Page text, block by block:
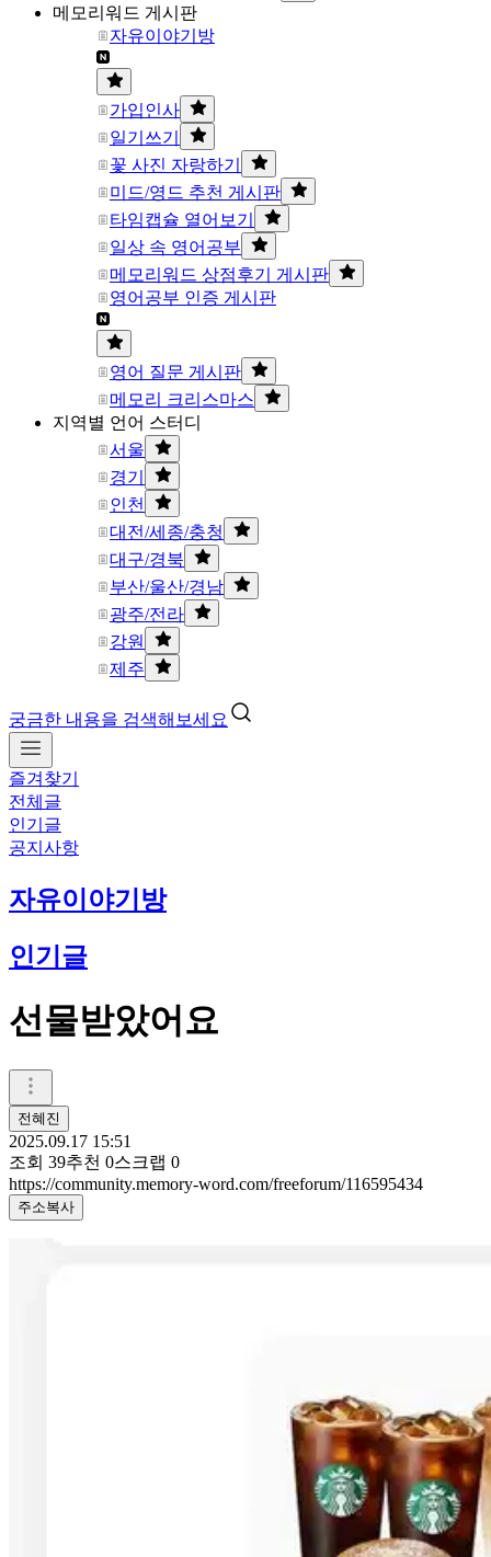
메모리워드 게시판
자유이야기방
가입인사
일기쓰기
꽃 사진 자랑하기
미드/영드 추천 게시판
타임캡슐 열어보기
일상 속 영어공부
메모리워드 상점후기 게시판
영어공부 인증 게시판
영어 질문 게시판
메모리 크리스마스
지역별 언어 스터디
서울
경기
인천
대전/세종/충청
대구/경북
부산/울산/경남
광주/전라
강원
제주
궁금한 내용을 검색해보세요
즐겨찾기
전체글
인기글
공지사항
자유이야기방
인기글
선물받았어요
전혜진
2025.09.17 15:51
조회 39추천 0스크랩 0
https://community.memory-word.com/freeforum/116595434
주소복사